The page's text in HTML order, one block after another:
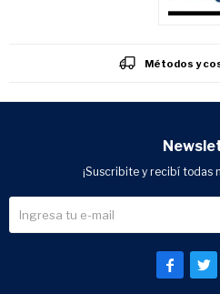
Métodos y
¡Suscribite y recibí todas
 